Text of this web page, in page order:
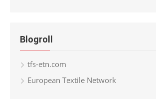
Blogroll
tfs-etn.com
European Textile Network